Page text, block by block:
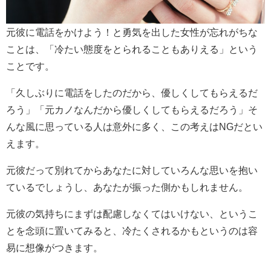
元彼に電話をかけよう！と勇気を出した女性が忘れがちな
ことは、「冷たい態度をとられることもありえる」という
ことです。
「久しぶりに電話をしたのだから、優しくしてもらえるだ
ろう」「元カノなんだから優しくしてもらえるだろう」そ
んな風に思っている人は意外に多く、この考えはNGだとい
えます。
元彼だって別れてからあなたに対していろんな思いを抱い
ているでしょうし、あなたが振った側かもしれません。
元彼の気持ちにまずは配慮しなくてはいけない、というこ
とを念頭に置いてみると、冷たくされるかもというのは容
易に想像がつきます。